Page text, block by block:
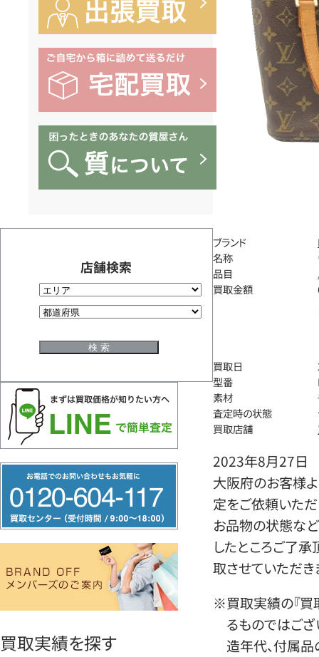
店舗検索
リ
ー
ヤ
買取実績を探す
ブランド
名称
品目
買取金額
買取日
型番
素材
査定時の状態
買取店舗
2023年8月27日
大阪府のお客様よ
定をご依頼いただ
お品物の状態など
したところご了
取させていただき
※買取実績の『買
るものではござ
造年代、付属品